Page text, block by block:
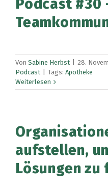
Podcast #30
Von Sabine Herbst 28.
Podcast
Tags: Apotheke
Weiterlesen
aufstellen,
Lösungen zu